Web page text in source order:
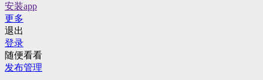
安装app
更多
退出
登录
随便看看
发布管理